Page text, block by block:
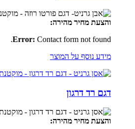
והצעת מחיר מהירה:
Error: Contact form not found.
מידע נוסף על המוצר
דגם רד דרגון
והצעת מחיר מהירה: